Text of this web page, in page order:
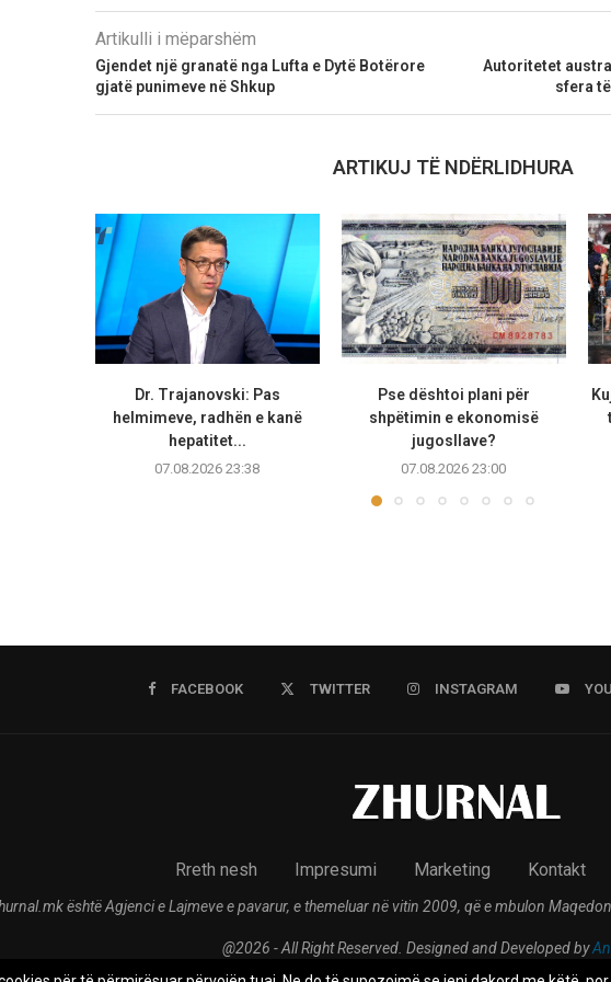
Artikulli i mëparshëm
Gjendet një granatë nga Lufta e Dytë Botërore
gjatë punimeve në Shkup
Autoritetet
sfera
ARTIKUJ TË NDËRLIDHURA
Dr. Trajanovski: Pas
helmimeve, radhën e kanë
hepatitet...
07.08.2026 23:38
Pse dështoi plani për
shpëtimin e ekonomisë
jugosllave?
07.08.2026 23:00
FACEBOOK TWITTER INSTAGRAM
Rreth nesh Impresumi Marketing Kontakt
është Agjenci e Lajmeve e pavarur, e themeluar në vitin 2009, që e mbulon
@2026 - All Right Reserved. Designed and Developed by